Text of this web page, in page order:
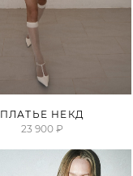
ПЛАТЬЕ НЕКД
23 900 ₽